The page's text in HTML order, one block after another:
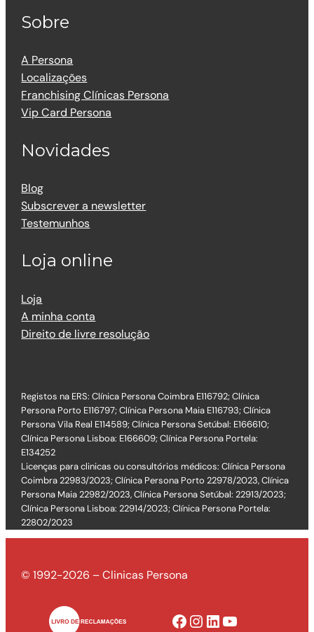
Sobre
A Persona
Localizações
Franchising Clínicas Persona
Vip Card Persona
Novidades
Blog
Subscrever a newsletter
Testemunhos
Loja online
Loja
A minha conta
Direito de livre resolução
Registos na ERS: Clínica Persona Coimbra E116792; Clínica
Persona Porto E116797; Clínica Persona Maia E116793; Clínica
Persona Vila Real E114589; Clínica Persona Setúbal: E166610;
Clínica Persona Lisboa: E166609; Clínica Persona Portela:
E134252
Licenças para clinicas ou consultórios médicos: Clínica Persona
Coimbra 22983/2023; Clínica Persona Porto 22978/2023, Clínica
Persona Maia 22982/2023, Clínica Persona Setúbal: 22913/2023;
Clínica Persona Lisboa: 22914/2023; Clínica Persona Portela:
22802/2023
© 1992-2026 – Clinicas Persona
Facebook Instagram LinkedIn YouTube